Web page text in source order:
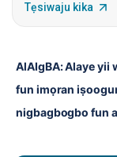
Tẹsiwaju kika
AlAIgBA: Alaye yii
fun imọran
nigbagbogbo fun